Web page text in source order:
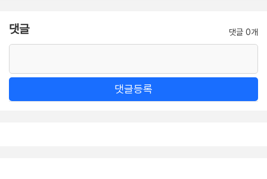
댓글 댓글 0개
댓글등록